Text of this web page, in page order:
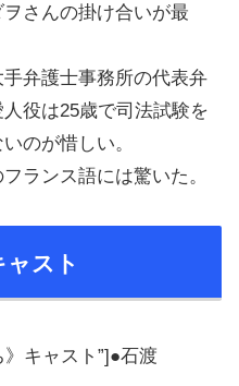
さんの掛け合いが最
弁護士事務所の代表弁
役は25歳で司法試験を
のが惜しい。
ランス語には驚いた。
ャスト
》キャスト”]●石渡